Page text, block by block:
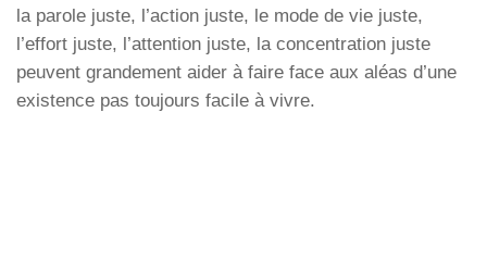
la parole juste, l’action juste, le mode de vie juste,
l’effort juste, l’attention juste, la concentration juste
peuvent grandement aider à faire face aux aléas d’une
existence pas toujours facile à vivre.